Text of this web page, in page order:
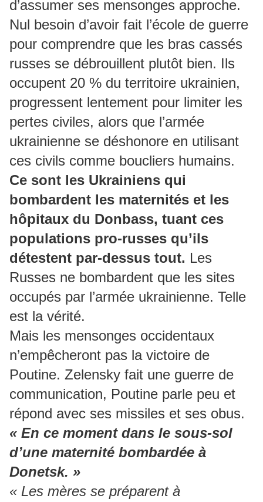
d’assumer ses mensonges approche.
Nul besoin d’avoir fait l’école de guerre
pour comprendre que les bras cassés
russes se débrouillent plutôt bien. Ils
occupent 20 % du territoire ukrainien,
progressent lentement pour limiter les
pertes civiles, alors que l’armée
ukrainienne se déshonore en utilisant
ces civils comme boucliers humains.
Ce sont les Ukrainiens qui
bombardent les maternités et les
hôpitaux du Donbass, tuant ces
populations pro-russes qu’ils
détestent par-dessus tout. Les
Russes ne bombardent que les sites
occupés par l’armée ukrainienne. Telle
est la vérité.
Mais les mensonges occidentaux
n’empêcheront pas la victoire de
Poutine. Zelensky fait une guerre de
communication, Poutine parle peu et
répond avec ses missiles et ses obus.
« En ce moment dans le sous-sol
d’une maternité bombardée à
Donetsk. »
« Les mères se préparent à